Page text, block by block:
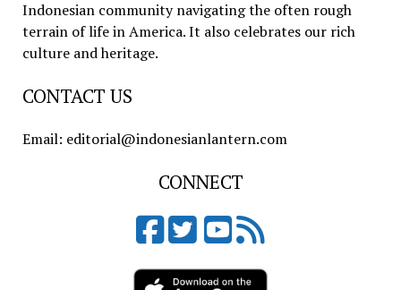
Indonesian community navigating the often rough
terrain of life in America. It also celebrates our rich
culture and heritage.
CONTACT US
Email: editorial@indonesianlantern.com
CONNECT